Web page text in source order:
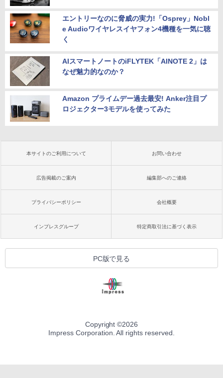
エントリーなのに脅威の実力!「Osprey」Nobl
e Audioワイヤレスイヤフォン4機種を一気に聴
く
AIスマートノートのiFLYTEK「AINOTE 2」は
なぜ魅力的なのか？
Amazon プライムデー過去最安! Anker注目プ
ロジェクター3モデルを使ってみた
本サイトのご利用について お問い合わせ
広告掲載のご案内 編集部へのご連絡
プライバシーポリシー 会社概要
インプレスグループ 特定商取引法に基づく表示
PC版で見る
Copyright ©2026
Impress Corporation. All rights reserved.